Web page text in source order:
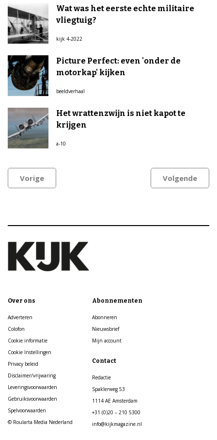
Wat was het eerste echte militaire
vliegtuig?
kijk 4-2022
Picture Perfect: even 'onder de
motorkap' kijken
beeldverhaal
Het wrattenzwijn is niet kapot te
krijgen
a-10
Vorige Volgende
Over ons
Adverteren
Colofon
Cookie informatie
Cookie Instellingen
Privacy beleid
Disclaimer/vrijwaring
Leveringsvoorwaarden
Gebruiksvoorwaarden
Spelvoorwaarden
© Roularta Media Nederland
Abonnementen
Abonneren
Nieuwsbrief
Mijn account
Contact
Redactie
Spaklerweg 53
1114 AE Amsterdam
+31 (0)20 – 210 5300
info@kijkmagazine.nl